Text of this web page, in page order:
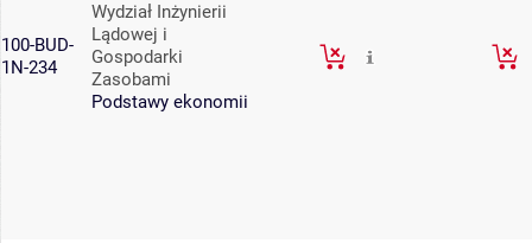
100-BUD-
1N-234
Wydział Inżynierii
Lądowej i
Gospodarki
Zasobami
Podstawy ekonomii